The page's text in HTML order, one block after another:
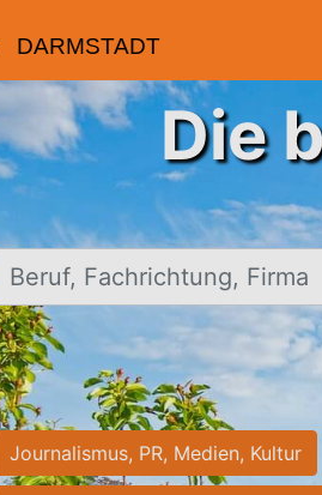
DARMSTADT
Die
Beruf, Fachrichtung, Firma
Journalismus, PR, Medien, Kultur